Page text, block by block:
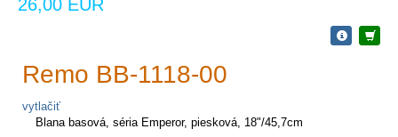
26,00 EUR
Remo BB-1118-00
vytlačiť
Blana basová, séria Emperor, piesková, 18"/45,7cm